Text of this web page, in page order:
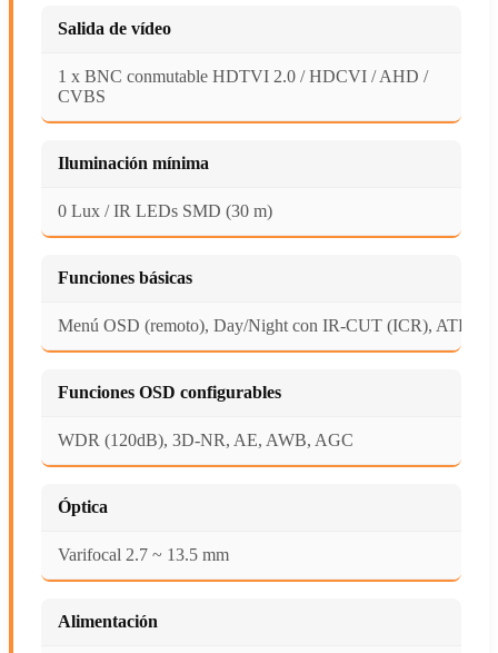
Salida de vídeo
1 x BNC conmutable HDTVI 2.0 / HDCVI / AHD /
CVBS
Iluminación mínima
0 Lux / IR LEDs SMD (30 m)
Funciones básicas
Menú OSD (remoto), Day/Night con IR-CUT (ICR), ATR
Funciones OSD configurables
WDR (120dB), 3D-NR, AE, AWB, AGC
Óptica
Varifocal 2.7 ~ 13.5 mm
Alimentación